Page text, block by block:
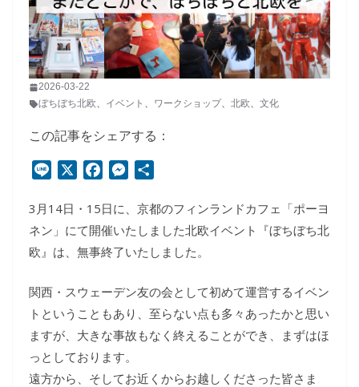
2026-03-22
ぼちぼち北欧、 イベント 、 ワークショップ、 北欧、 文化
この記事をシェアする：
n
e
c
e
b
M
s
r
3月14日・15日に、京都のフィンランドカフェ「ポーヨ
ネン」にて開催いたしました北欧イベント『ぼちぼち北
欧』は、無事終了いたしました。
関西・スウェーデン友の会として初めて運営するイベン
トということもあり、至らない点も多々あったかと思い
ますが、大きな事故もなく終えることができ、まずはほ
っとしております。
遠方から、そしてお近くからお越しくださった皆さま